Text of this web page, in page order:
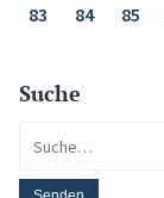
83
84 85
Suche